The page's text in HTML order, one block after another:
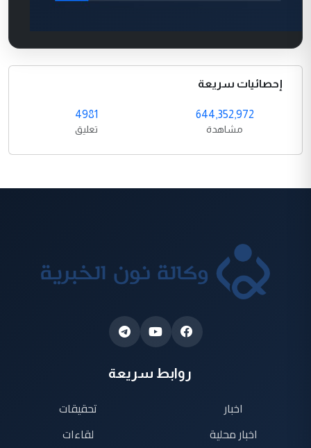
إحصائيات سريعة
644,352,972
مشاهدة
4981
تعليق
روابط سريعة
اخبار
اخبار محلية
تحقيقات
لقاءات